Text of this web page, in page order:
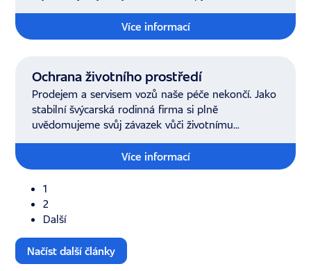
Více informací
Ochrana životního prostředí
Prodejem a servisem vozů naše péče nekončí. Jako
stabilní švýcarská rodinná firma si plně
uvědomujeme svůj závazek vůči životnímu
prostředí a budoucím generacím.
Více informací
1
2
Další
Načíst další články